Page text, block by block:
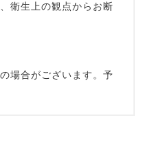
衛生上の観点からお断
場合がございます。予